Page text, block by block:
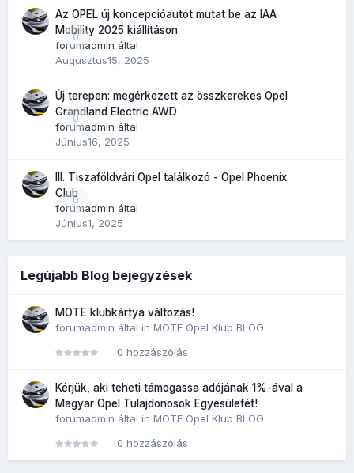
0
Az OPEL új koncepcióautót mutat be az IAA
Mobility 2025 kiállításon
forumadmin által
Augusztus15, 2025
0
Új terepen: megérkezett az összkerekes Opel
Grandland Electric AWD
forumadmin által
Június16, 2025
0
III. Tiszaföldvári Opel találkozó - Opel Phoenix
Club
forumadmin által
Június1, 2025
Legújabb Blog bejegyzések
MOTE klubkártya változás!
forumadmin által in MOTE Opel Klub BLOG
0 hozzászólás
Kérjük, aki teheti támogassa adójának 1%-ával a
Magyar Opel Tulajdonosok Egyesületét!
forumadmin által in MOTE Opel Klub BLOG
0 hozzászólás